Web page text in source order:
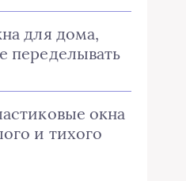
для дома,
переделывать
окна
и тихого